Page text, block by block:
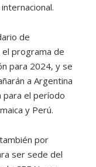
de
el programa de
para 2024, y se
a Argentina
para el período
y Perú.
por
ser sede del